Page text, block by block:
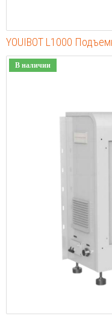
YOUIBOT L1000
В наличии